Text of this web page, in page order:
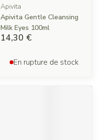
Apivita
Apivita Gentle Cleansing
Milk Eyes 100ml
14,30 €
En rupture de stock